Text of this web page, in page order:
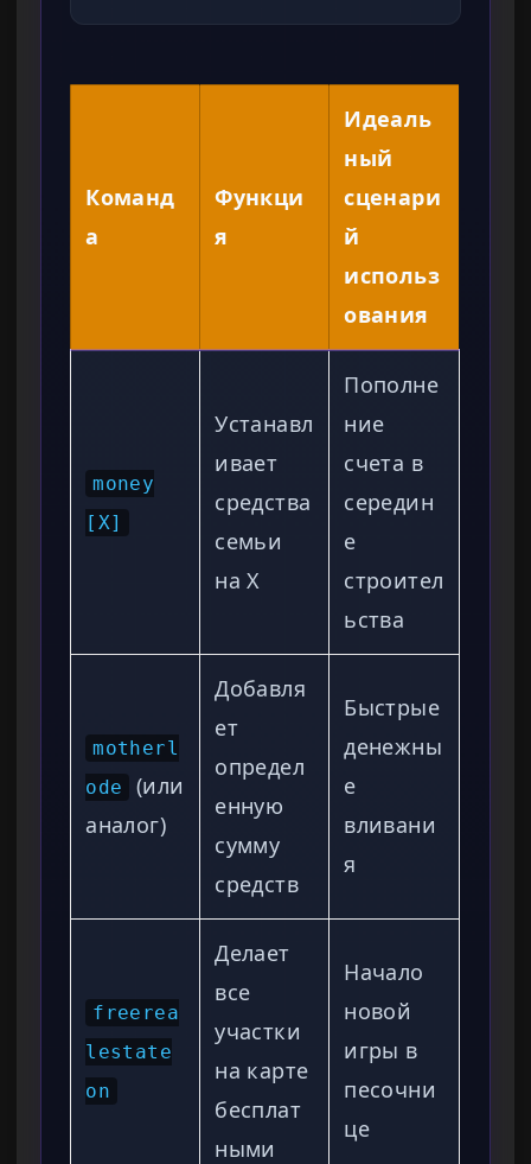
Команд
а
Функци
я
Идеаль
ный
сценари
й
использ
ования
money
[X]
Устанавл
ивает
средства
семьи
на X
Пополне
ние
счета в
середин
е
строител
ьства
motherl
ode
(или
аналог)
Добавля
ет
определ
енную
сумму
средств
Быстрые
денежны
е
вливани
я
freerea
lestate
on
Делает
все
участки
на карте
бесплат
ными
Начало
новой
игры в
песочни
це